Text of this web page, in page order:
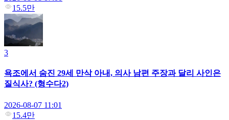
15.5만
3
욕조에서 숨진 29세 만삭 아내, 의사 남편 주장과 달리 사인은
질식사? (형수다2)
2026-08-07 11:01
15.4만